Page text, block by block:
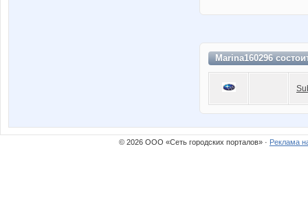
Marina160296
© 2026 ООО «Сеть городских порталов» · Реклама